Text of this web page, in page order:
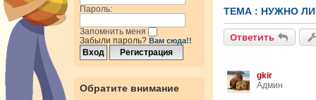
Пароль:
Запомнить меня
Забыли пароль? Вам сюда!!
Обратите внимание
ТЕМА : НУЖНО ЛИ
Ответить
gkir
Админ